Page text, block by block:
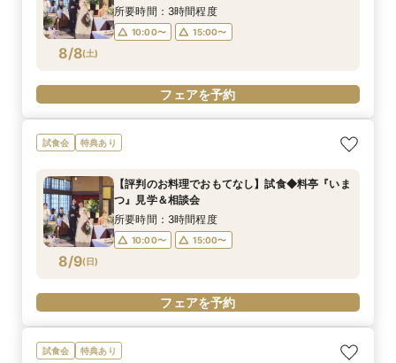
8/8(土)
所要時間：3時間程度
10:00〜 15:00〜
フェアを予約
試食会 特典あり
8/9(日)
【評判のお料理でおもてなし】試食◆料亭『いま
つ』見学＆相談会
所要時間：3時間程度
10:00〜 15:00〜
フェアを予約
試食会 特典あり